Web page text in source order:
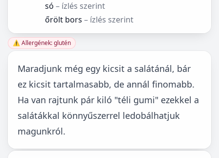
só – ízlés szerint
őrölt bors – ízlés szerint
⚠️ Allergének: glutén
Maradjunk még egy kicsit a salátánál, bár
ez kicsit tartalmasabb, de annál finomabb.
Ha van rajtunk pár kiló "téli gumi" ezekkel a
salátákkal könnyűszerrel ledobálhatjuk
magunkról.